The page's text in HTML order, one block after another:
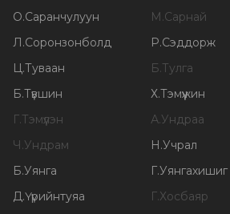
О.Саранчулуун М.Сарнай
Л.Соронзонболд Р.Сэддорж
Ц.Туваан Б.Тулга
Б.Түвшин Х.Тэмүүжин
Г.Тэмүүлэн А.Ундраа
Ч.Ундрам Н.Учрал
Б.Уянга Г.Уянгахишиг
Д.Үүрийнтуяа Г.Хосбаяр